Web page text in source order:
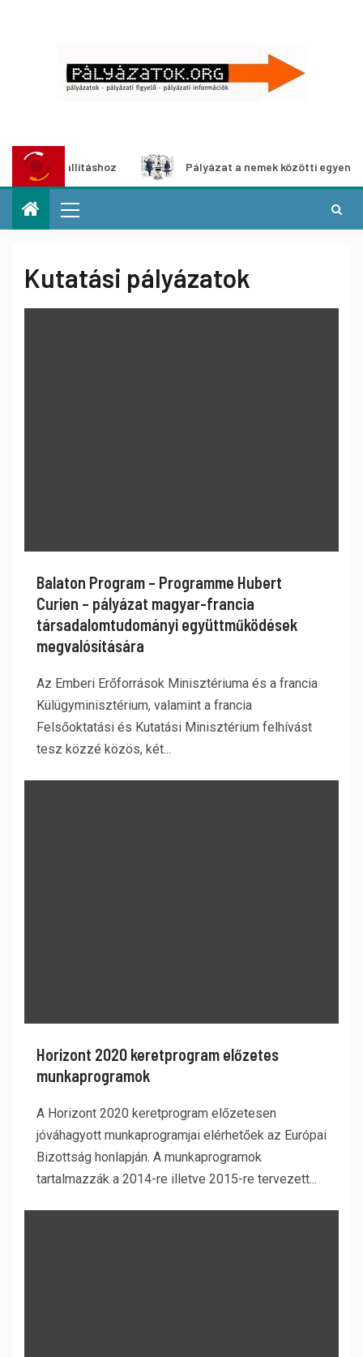
Pályázat a nemek közötti egyenlőség európai
Kutatási pályázatok
Balaton Program – Programme Hubert
Curien – pályázat magyar-francia
társadalomtudományi együttműködések
megvalósítására
Az Emberi Erőforrások Minisztériuma és a francia
Külügyminisztérium, valamint a francia
Felsőoktatási és Kutatási Minisztérium felhívást
tesz közzé közös, két...
Horizont 2020 keretprogram előzetes
munkaprogramok
A Horizont 2020 keretprogram előzetesen
jóváhagyott munkaprogramjai elérhetőek az Európai
Bizottság honlapján. A munkaprogramok
tartalmazzák a 2014-re illetve 2015-re tervezett...